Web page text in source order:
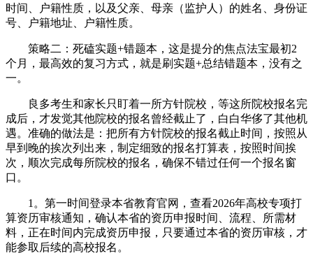
时间、户籍性质，以及父亲、母亲（监护人）的姓名、身份证
号、户籍地址、户籍性质。
策略二：死磕实题+错题本，这是提分的焦点法宝最初2
个月，最高效的复习方式，就是刷实题+总结错题本，没有之
一。
良多考生和家长只盯着一所方针院校，等这所院校报名完
成后，才发觉其他院校的报名曾经截止了，白白华侈了其他机
遇。准确的做法是：把所有方针院校的报名截止时间，按照从
早到晚的挨次列出来，制定细致的报名打算表，按照时间挨
次，顺次完成每所院校的报名，确保不错过任何一个报名窗
口。
1。第一时间登录本省教育官网，查看2026年高校专项打
算资历审核通知，确认本省的资历申报时间、流程、所需材
料，正在时间内完成资历申报，只要通过本省的资历审核，才
能参取后续的高校报名。